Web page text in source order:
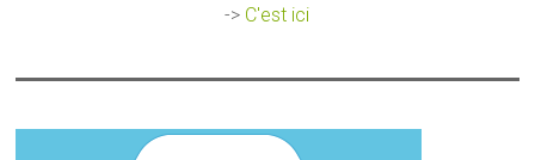
-> C'est ici